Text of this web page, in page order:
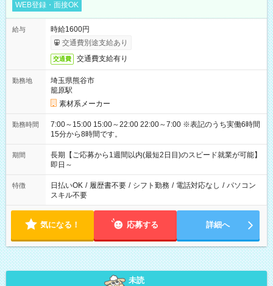
WEB登録・面接OK
給与
時給1600円
交通費別途支給あり
交通費 交通費支給有り
勤務地
埼玉県熊谷市
籠原駅
素材系メーカー
勤務時間
7:00～15:00 15:00～22:00 22:00～7:00 ※表記のうち実働6時間
15分から8時間です。
期間
長期【ご応募から1週間以内(最短2日目)のスピード就業が可能】
即日～
特徴 日払いOK / 履歴書不要 / シフト勤務 / 電話対応なし / パソコン
スキル不要
気になる！ 応募する 詳細へ
未読